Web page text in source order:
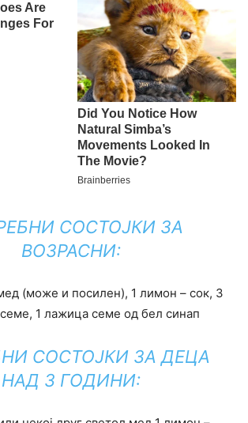
СОСТОЈКИ ЗА
ВОЗРАСНИ:
(може и посилен), 1 лимон – сок, 3
1 лажица семе од бел синап
СОСТОЈКИ ЗА ДЕЦА
НАД 3 ГОДИНИ: